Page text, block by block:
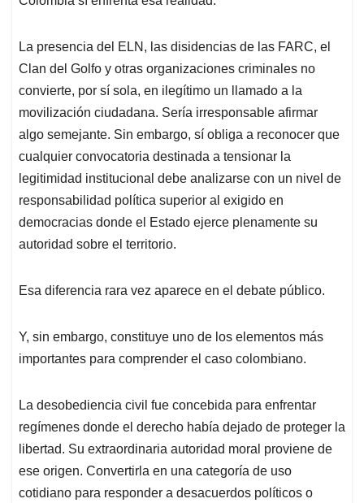
La presencia del ELN, las disidencias de las FARC, el
Clan del Golfo y otras organizaciones criminales no
convierte, por sí sola, en ilegítimo un llamado a la
movilización ciudadana. Sería irresponsable afirmar
algo semejante. Sin embargo, sí obliga a reconocer que
cualquier convocatoria destinada a tensionar la
legitimidad institucional debe analizarse con un nivel de
responsabilidad política superior al exigido en
democracias donde el Estado ejerce plenamente su
autoridad sobre el territorio.
Esa diferencia rara vez aparece en el debate público.
Y, sin embargo, constituye uno de los elementos más
importantes para comprender el caso colombiano.
La desobediencia civil fue concebida para enfrentar
regímenes donde el derecho había dejado de proteger la
libertad. Su extraordinaria autoridad moral proviene de
ese origen. Convertirla en una categoría de uso
cotidiano para responder a desacuerdos políticos o